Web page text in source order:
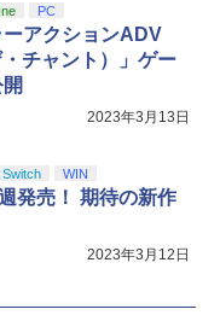
PC
アクションADV
チャント）」ゲー
2023年3月13日
Switch WIN
発売！ 期待の新作
2023年3月12日